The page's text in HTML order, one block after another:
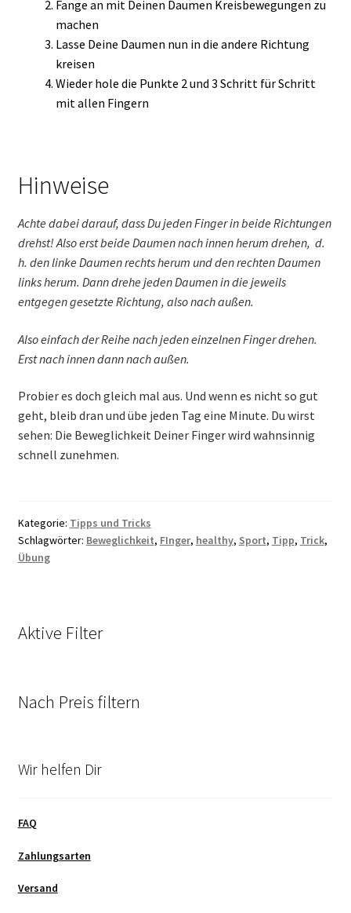
Fange an mit Deinen Daumen Kreisbewegungen zu
machen
Lasse Deine Daumen nun in die andere Richtung
kreisen
Wieder hole die Punkte 2 und 3 Schritt für Schritt
mit allen Fingern
Hinweise
Achte dabei darauf, dass Du jeden Finger in beide Richtungen
drehst! Also erst beide Daumen nach innen herum drehen, d.
h. den linke Daumen rechts herum und den rechten Daumen
links herum. Dann drehe jeden Daumen in die jeweils
entgegen gesetzte Richtung, also nach außen.
Also einfach der Reihe nach jeden einzelnen Finger drehen.
Erst nach innen dann nach außen.
Probier es doch gleich mal aus. Und wenn es nicht so gut
geht, bleib dran und übe jeden Tag eine Minute. Du wirst
sehen: Die Beweglichkeit Deiner Finger wird wahnsinnig
schnell zunehmen.
Kategorie: Tipps und Tricks
Schlagwörter: Beweglichkeit, FInger, healthy, Sport, Tipp, Trick,
Übung
Aktive Filter
Nach Preis filtern
Wir helfen Dir
FAQ
Zahlungsarten
Versand